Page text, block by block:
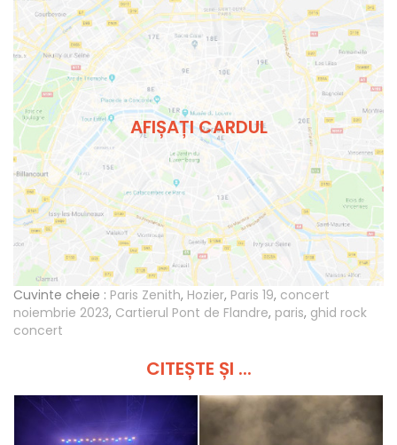
AFIȘAȚI CARDUL
Cuvinte cheie : Paris Zenith, Hozier, Paris 19, concert
noiembrie 2023, Cartierul Pont de Flandre, paris, ghid rock
concert
CITEȘTE ȘI ...